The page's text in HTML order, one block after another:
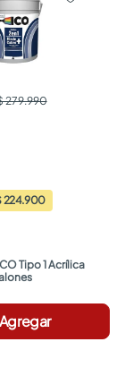
279.990
224.900
Tipo 1 Acrílica
Agregar